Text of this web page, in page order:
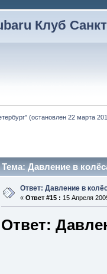
Клуб
(остановлен 22 марта
Тема: Давление в
Ответ: Давление в
« Ответ #15 : 15 Апреля
Ответ: